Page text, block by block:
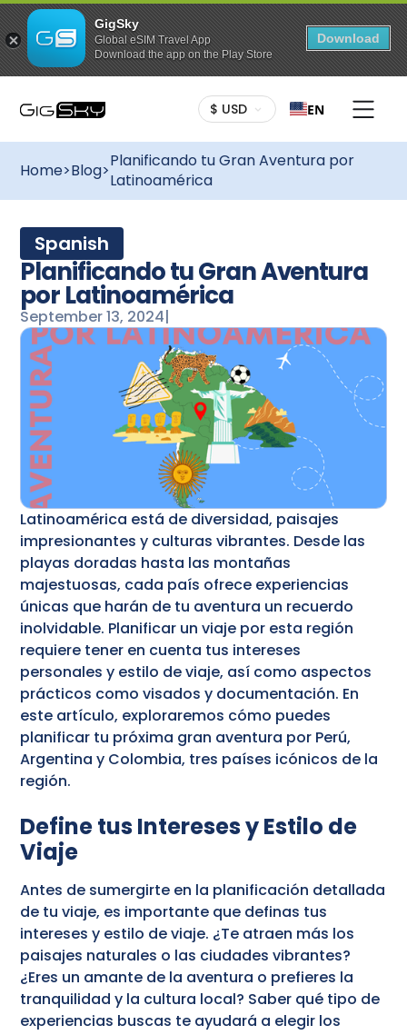
GigSky
Global eSIM Travel App
Download the app on the Play Store
Download
$ USD EN
Home>Blog>Planificando tu Gran Aventura por
Latinoamérica
Spanish
Planificando tu Gran Aventura
por Latinoamérica
September 13, 2024|
Latinoamérica está de diversidad, paisajes
impresionantes y culturas vibrantes. Desde las
playas doradas hasta las montañas
majestuosas, cada país ofrece experiencias
únicas que harán de tu aventura un recuerdo
inolvidable. Planificar un viaje por esta región
requiere tener en cuenta tus intereses
personales y estilo de viaje, así como aspectos
prácticos como visados y documentación. En
este artículo, exploraremos cómo puedes
planificar tu próxima gran aventura por Perú,
Argentina y Colombia, tres países icónicos de la
región.
Define tus Intereses y Estilo de
Viaje
Antes de sumergirte en la planificación detallada
de tu viaje, es importante que definas tus
intereses y estilo de viaje. ¿Te atraen más los
paisajes naturales o las ciudades vibrantes?
¿Eres un amante de la aventura o prefieres la
tranquilidad y la cultura local? Saber qué tipo de
experiencias buscas te ayudará a elegir los